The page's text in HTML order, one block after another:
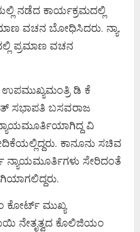
ನಡೆದ ಕಾರ್ಯಕ್ರಮದಲ್ಲಿ
ವಚನ ಬೋಧಿಸಿದರು. ನ್ಯಾ.
ಪ್ರಮಾಣ ವಚನ
ಉಪಮುಖ್ಯಮಂತ್ರಿ ಡಿ ಕೆ
ಸಭಾಪತಿ ಬಸವರಾಜ
ವಿ
ಕಾನೂನು ಸಚಿವ
ಸೇರಿದಂತೆ
ಕೋರ್ಟ್‌ ಮುಖ್ಯ
ನೇತೃತ್ವದ ಕೊಲಿಜಿಯಂ